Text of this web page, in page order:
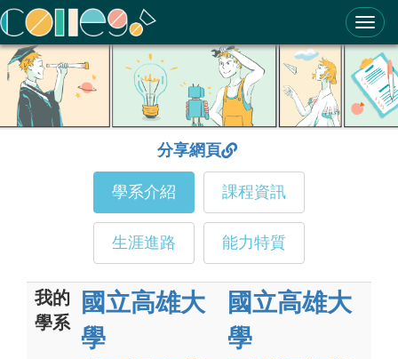
ColleGo! 大學選才與高中育才輔助系統
分享網頁
學系介紹 課程資訊
生涯進路 能力特質
我的
學系
國立高雄大
學
國立高雄大
學